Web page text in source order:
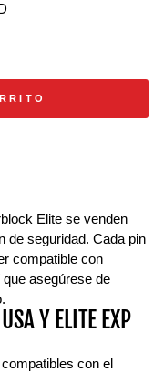
Elite se venden
de seguridad. Cada pin
compatible con
asegúrese de
Y ELITE EXP
con el